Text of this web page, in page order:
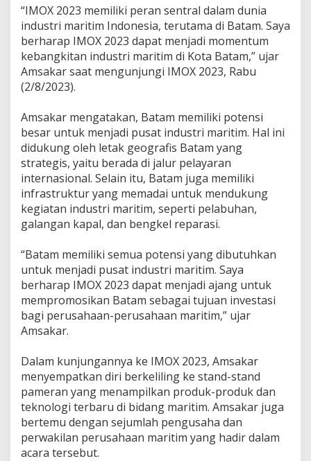
n
k
i
t
a
d
u
s
r
i
M
a
r
i
m
d
B
a
m
“IMOX 2023 memiliki peran sentral dalam dunia
industri maritim Indonesia, terutama di Batam. Saya
berharap IMOX 2023 dapat menjadi momentum
kebangkitan industri maritim di Kota Batam,” ujar
Amsakar saat mengunjungi IMOX 2023, Rabu
(2/8/2023).
Amsakar mengatakan, Batam memiliki potensi
besar untuk menjadi pusat industri maritim. Hal ini
didukung oleh letak geografis Batam yang
strategis, yaitu berada di jalur pelayaran
internasional. Selain itu, Batam juga memiliki
infrastruktur yang memadai untuk mendukung
kegiatan industri maritim, seperti pelabuhan,
galangan kapal, dan bengkel reparasi.
“Batam memiliki semua potensi yang dibutuhkan
untuk menjadi pusat industri maritim. Saya
berharap IMOX 2023 dapat menjadi ajang untuk
mempromosikan Batam sebagai tujuan investasi
bagi perusahaan-perusahaan maritim,” ujar
Amsakar.
Dalam kunjungannya ke IMOX 2023, Amsakar
menyempatkan diri berkeliling ke stand-stand
pameran yang menampilkan produk-produk dan
teknologi terbaru di bidang maritim. Amsakar juga
bertemu dengan sejumlah pengusaha dan
perwakilan perusahaan maritim yang hadir dalam
acara tersebut.